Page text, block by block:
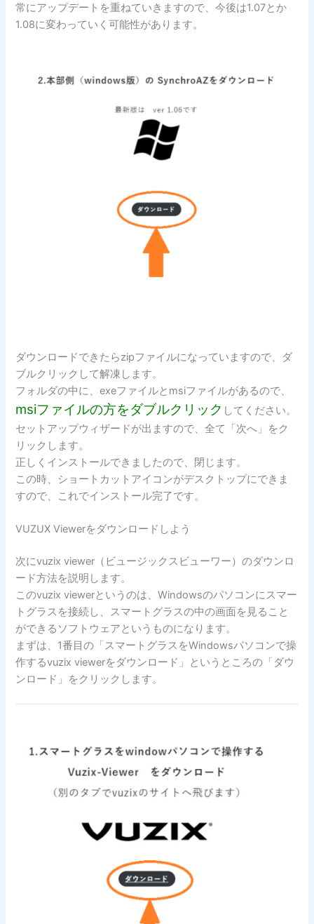
常にアップデートを重ねていきますので、今後は1.07とか
1.08に変わっていく可能性があります。
ダウンロードできたらzipファイルになっていますので、ダ
ブルクリックして解凍します。
フォルダの中に、exeファイルとmsiファイルがあるので、
msiファイルの方をダブルクリック してください。
セットアップウィザードが出ますので、全て「次へ」をク
リックします。
正しくインストールできましたので、閉じます。
この時、ショートカットアイコンがデスクトップにできま
すので、これでインストール完了です。
VUZUX Viewerをダウンロードしよう
次にvuzix viewer（ビュージックスビューワー）のダウンロ
ード方法を説明します。
このvuzix viewerというのは、Windowsのパソコンにスマー
トグラスを接続し、スマートグラスの中の画面を見ること
ができるソフトウェアというものになります。
まずは、1番目の「スマートグラスをWindowsパソコンで操
作するvuzix viewerをダウンロード」というところの「ダウ
ンロード」をクリックします。